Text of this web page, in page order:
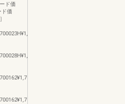
ド価
価